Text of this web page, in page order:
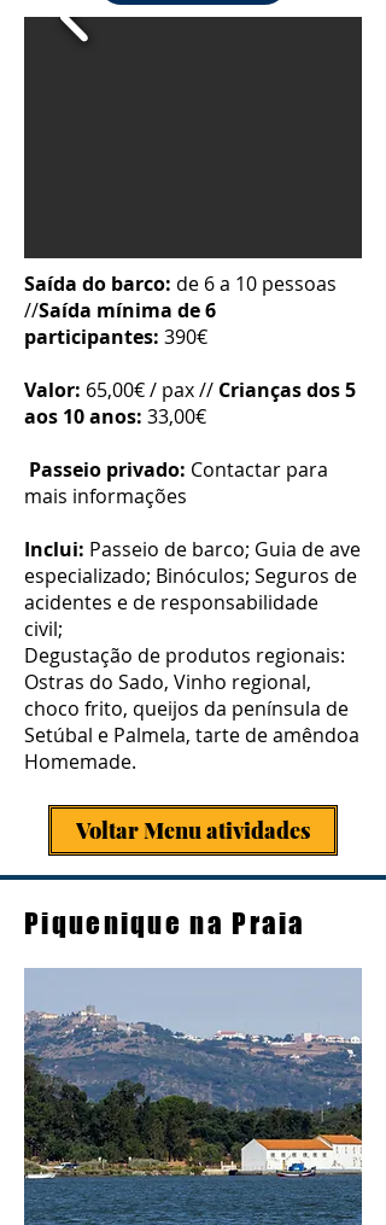
Saída do barco: de 6 a 10 pessoas
//Saída mínima de 6
participantes: 390€
Valor: 65,00€ / pax // Crianças dos 5
aos 10 anos: 33,00€
Passeio privado: Contactar para
mais informações
Inclui: Passeio de barco; Guia de ave
especializado; Binóculos; Seguros de
acidentes e de responsabilidade
civil;
Degustação de produtos regionais:
Ostras do Sado, Vinho regional,
choco frito, queijos da península de
Setúbal e Palmela, tarte de amêndoa
Homemade.
Voltar Menu atividades
Piquenique na Praia